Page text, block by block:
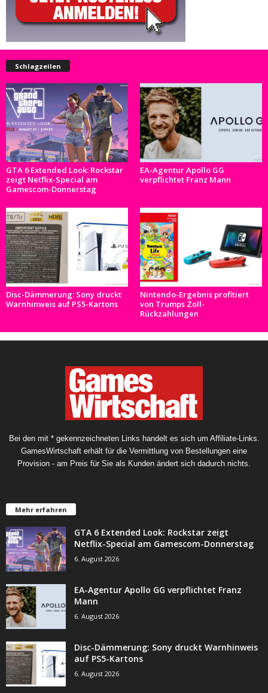
Schlagzeilen
GTA 6 Extended Look: Rockstar
zeigt Netflix-Special am
Gamescom-Donnerstag
EA-Agentur Apollo GG
verpflichtet Franz Mann
Disc-Dämmerung: Sony druckt
Warnhinweis auf PS5-Kartons
Nintendo-Ergebnis profitiert
von Trumps Zoll-
Rückzahlungen
Bei den mit * gekennzeichneten Links handelt es sich um Affiliate-Links.
GamesWirtschaft erhält für die Vermittlung von Bestellungen eine
Provision - am Preis für Sie als Kunden ändert sich dadurch nichts.
Mehr erfahren
GTA 6 Extended Look: Rockstar zeigt
Netflix-Special am Gamescom-Donnerstag
6. August 2026
EA-Agentur Apollo GG verpflichtet Franz
Mann
6. August 2026
Disc-Dämmerung: Sony druckt Warnhinweis
auf PS5-Kartons
6. August 2026